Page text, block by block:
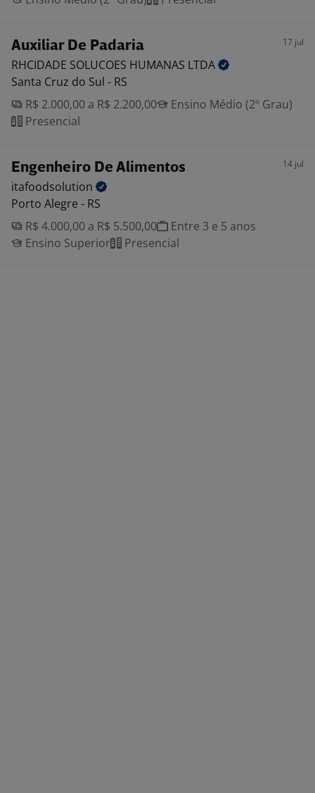
Auxiliar De Padaria 17 jul
RHCIDADE SOLUCOES HUMANAS LTDA
Santa Cruz do Sul - RS
R$ 2.000,00 a R$ 2.200,00
Ensino Médio (2º Grau)
Presencial
Engenheiro De Alimentos 14 jul
itafoodsolution
Porto Alegre - RS
R$ 4.000,00 a R$ 5.500,00
Entre 3 e 5 anos
Ensino Superior
Presencial